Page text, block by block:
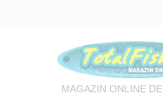
MAGAZIN ONLINE